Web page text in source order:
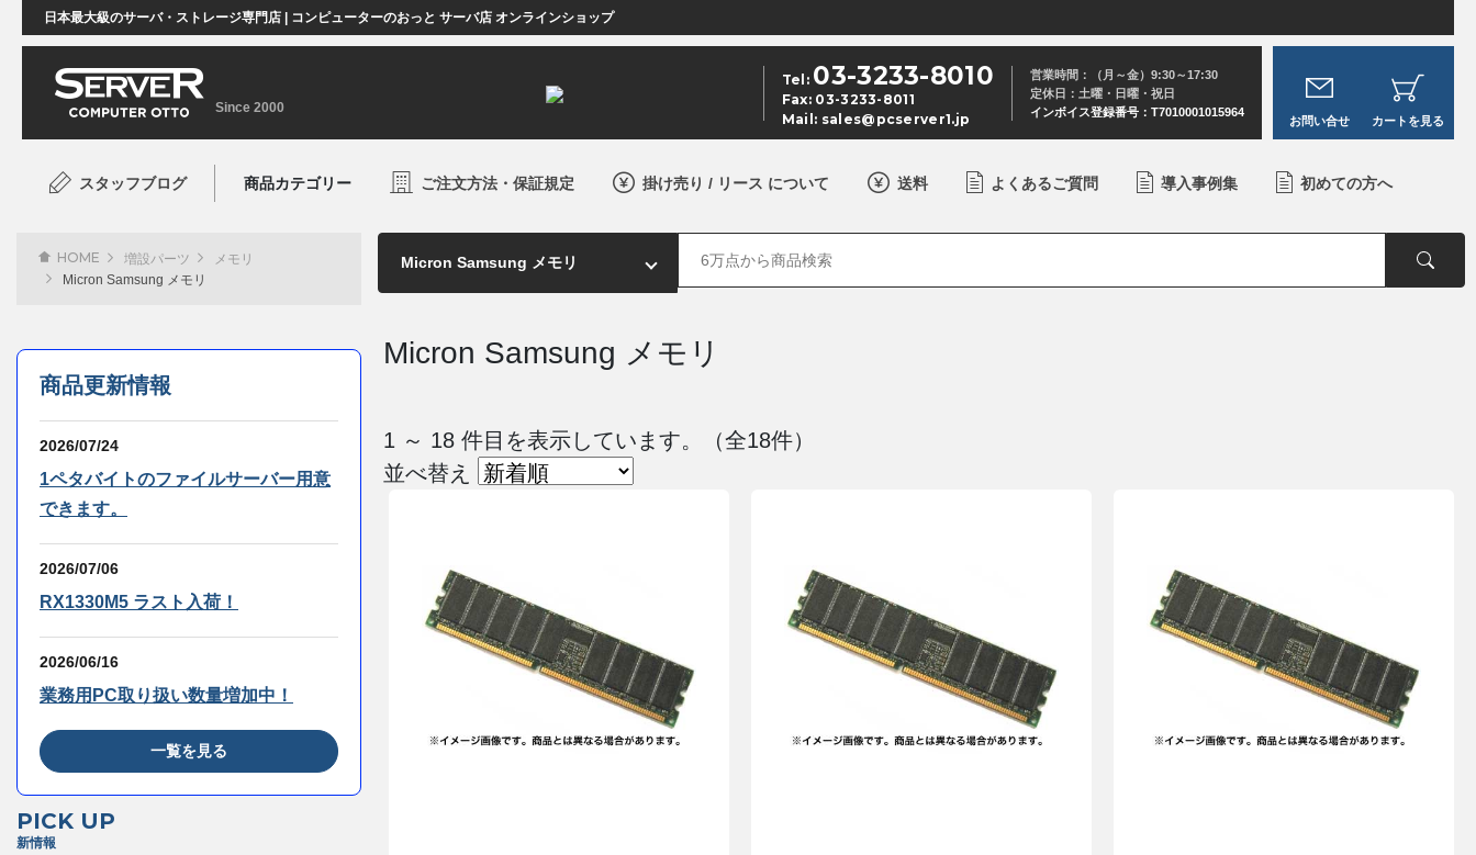
日本最大級のサーバ・ストレージ専門店 | コンピューターのおっと サーバ店 オンラインショップ
Since 2000
Tel: 03-3233-8010
Fax: 03-3233-8011
Mail: sales@pcserver1.jp
営業時間：（月～金）9:30～17:30
定休日：土曜・日曜・祝日
インボイス登録番号：T7010001015964
お問い合せ カートを見る
スタッフブログ 商品カテゴリー ご注文方法・保証規定 掛け売り / リース について 送料 よくあるご質問 導入事例集 初めての方へ
Micron Samsung メモリ
1 ～ 18 件目を表示しています。（全18件）
並べ替え
HOME 増設パーツ
メモリ
Micron Samsung メモリ
商品更新情報
2026/07/24
1ペタバイトのファイルサーバー用意
できます。
2026/07/06
RX1330M5 ラスト入荷！
2026/06/16
業務用PC取り扱い数量増加中！
一覧を見る
PICK UP
新情報